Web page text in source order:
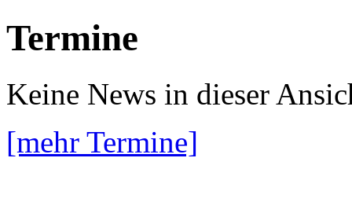
Termine
Keine News in dieser
[mehr Termine]